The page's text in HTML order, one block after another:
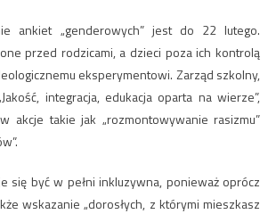
ankiet „genderowych” jest do 22 lutego.
przed rodzicami, a dzieci poza ich kontrolą
eksperymentowi. Zarząd szkolny,
integracja, edukacja oparta na wierze”,
akcje takie jak „rozmontowywanie rasizmu”
się być w pełni inkluzywna, ponieważ oprócz
wskazanie „dorosłych, z którymi mieszkasz